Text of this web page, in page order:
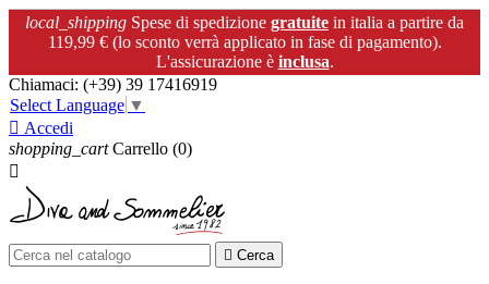
local_shipping Spese di spedizione gratuite in italia a partire da
119,99 € (lo sconto verrà applicato in fase di pagamento).
L'assicurazione è inclusa.
Chiamaci: (+39) 39 17416919
Select Language ▼
 Accedi
shopping_cart Carrello (0)

 Cerca